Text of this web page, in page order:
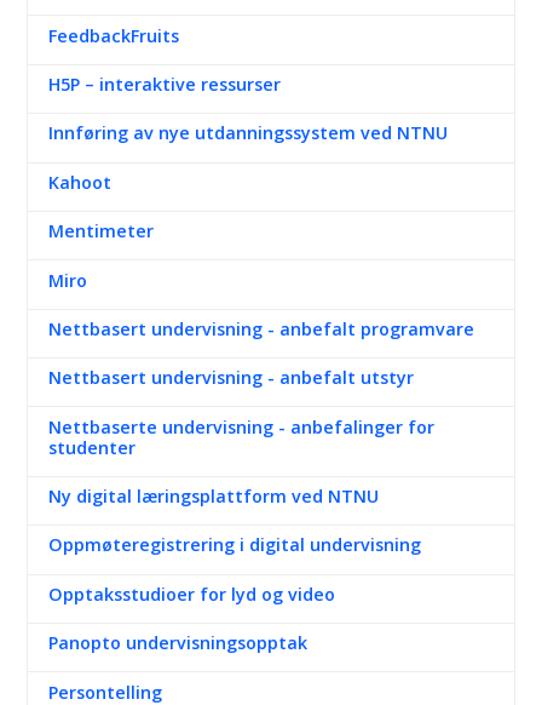
FeedbackFruits
H5P – interaktive ressurser
Innføring av nye utdanningssystem ved NTNU
Kahoot
Mentimeter
Miro
Nettbasert undervisning - anbefalt programvare
Nettbasert undervisning - anbefalt utstyr
Nettbaserte undervisning - anbefalinger for
studenter
Ny digital læringsplattform ved NTNU
Oppmøteregistrering i digital undervisning
Opptaksstudioer for lyd og video
Panopto undervisningsopptak
Persontelling